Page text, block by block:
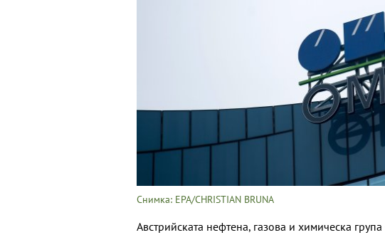
Снимка: EPA/CHRISTIAN BRUNA
Австрийската нефтена, газова и химическа